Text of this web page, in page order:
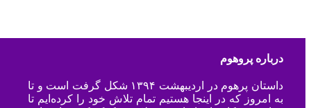
درباره پروهوم
داستان پرهوم در اردیبهشت ۱۳۹۴ شکل گرفت است و تا
به امروز که در اینجا هستیم تمام تلاش خود را کرده‌ایم تا